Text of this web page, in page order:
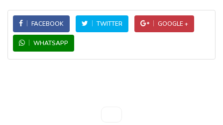
FACEBOOK TWITTER GOOGLE +
WHATSAPP